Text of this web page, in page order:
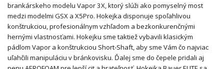
brankárskeho modelu Vapor 3X, ktorý slúži ako pomyselný most
medzi modelmi GSX a X5Pro. Hokejka disponuje spoľahlivou
konštrukciou, profesionálnym vzhľadom a bezkonkurenčnými
hernými vlastnosťami. Hokejku sme taktiež vybavili klasickým
pádlom Vapor a konštrukciou Short-Shaft, aby sme Vám čo najviac
uľahčili manipuláciu v bránkovisku. Ďalej sme do čepele pridali aj